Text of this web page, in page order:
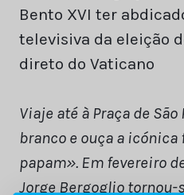
Bento XVI ter
televisiva da eleição
direto do Vaticano
Viaje até à Praça de
branco e ouça a
papam». Em fevereiro
Jorge Bergoglio tornou-